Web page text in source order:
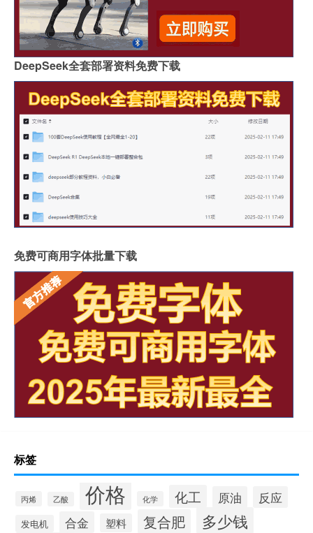
DeepSeek全套部署资料免费下载
免费可商用字体批量下载
标签
丙烯 乙酸 价格 化学 化工 原油 反应
发电机 合金 塑料 复合肥 多少钱